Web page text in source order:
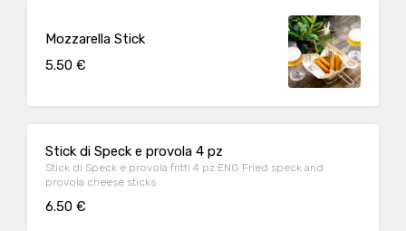
Mozzarella Stick
5.50 €
Stick di Speck e provola 4 pz
Stick di Speck e provola fritti 4 pz ENG Fried speck and
provola cheese sticks
6.50 €